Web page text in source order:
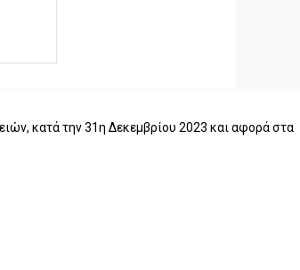
κατά την 31η Δεκεμβρίου 2023 και αφορά στα